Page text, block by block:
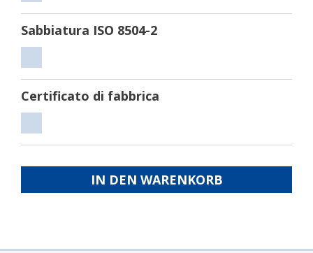
Sabbiatura ISO 8504-2
ISO
8504-
Certificato di fabbrica
di
fabbrica
IN DEN WARENKORB